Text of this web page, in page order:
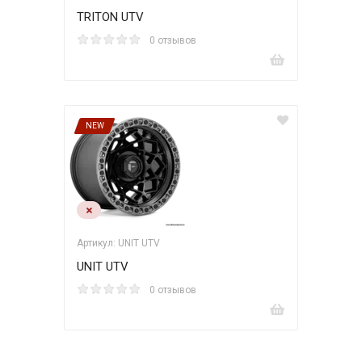
TRITON UTV
0 отзывов
NEW
Артикул: UNIT UTV
UNIT UTV
0 отзывов